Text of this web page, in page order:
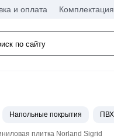
и оплата
Напольные покрытия ПВХ
плитка Norland Sigrid